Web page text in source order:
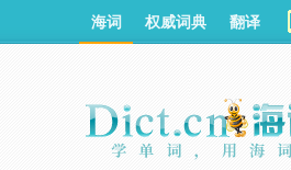
海词 权威词典 翻译